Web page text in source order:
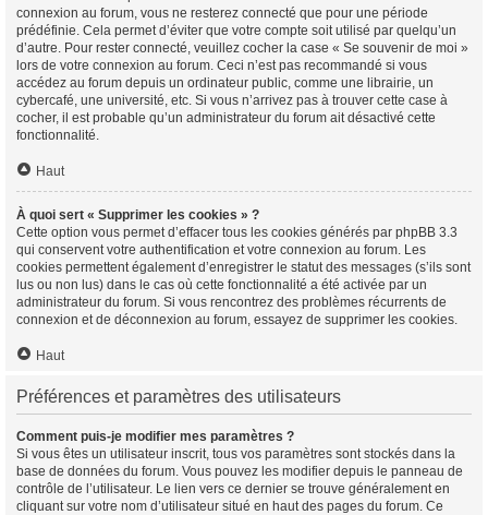
connexion au forum, vous ne resterez connecté que pour une période
prédéfinie. Cela permet d’éviter que votre compte soit utilisé par quelqu’un
d’autre. Pour rester connecté, veuillez cocher la case « Se souvenir de moi »
lors de votre connexion au forum. Ceci n’est pas recommandé si vous
accédez au forum depuis un ordinateur public, comme une librairie, un
cybercafé, une université, etc. Si vous n’arrivez pas à trouver cette case à
cocher, il est probable qu’un administrateur du forum ait désactivé cette
fonctionnalité.
Haut
À quoi sert « Supprimer les cookies » ?
Cette option vous permet d’effacer tous les cookies générés par phpBB 3.3
qui conservent votre authentification et votre connexion au forum. Les
cookies permettent également d’enregistrer le statut des messages (s’ils sont
lus ou non lus) dans le cas où cette fonctionnalité a été activée par un
administrateur du forum. Si vous rencontrez des problèmes récurrents de
connexion et de déconnexion au forum, essayez de supprimer les cookies.
Haut
Préférences et paramètres des utilisateurs
Comment puis-je modifier mes paramètres ?
Si vous êtes un utilisateur inscrit, tous vos paramètres sont stockés dans la
base de données du forum. Vous pouvez les modifier depuis le panneau de
contrôle de l’utilisateur. Le lien vers ce dernier se trouve généralement en
cliquant sur votre nom d’utilisateur situé en haut des pages du forum. Ce